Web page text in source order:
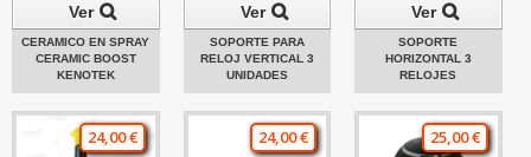
Ver
CERAMICO EN SPRAY
CERAMIC BOOST
KENOTEK
Ver
SOPORTE PARA
RELOJ VERTICAL 3
UNIDADES
Ver
SOPORTE
HORIZONTAL 3
RELOJES
24,00 € 24,00 € 25,00 €